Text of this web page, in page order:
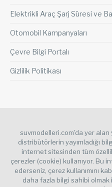
Elektrikli Araç Şarj Süresi ve
Otomobil Kampanyaları
Çevre Bilgi Portalı
Gizlilik Politikası
suvmodelleri.com'da yer alan
distribütörlerin yayımladığı
internet sitesinden tüm
çerezler (cookie) kullanıyor. Bu
ederseniz, çerez kullanımını
daha fazla bilgi sahibi olmak